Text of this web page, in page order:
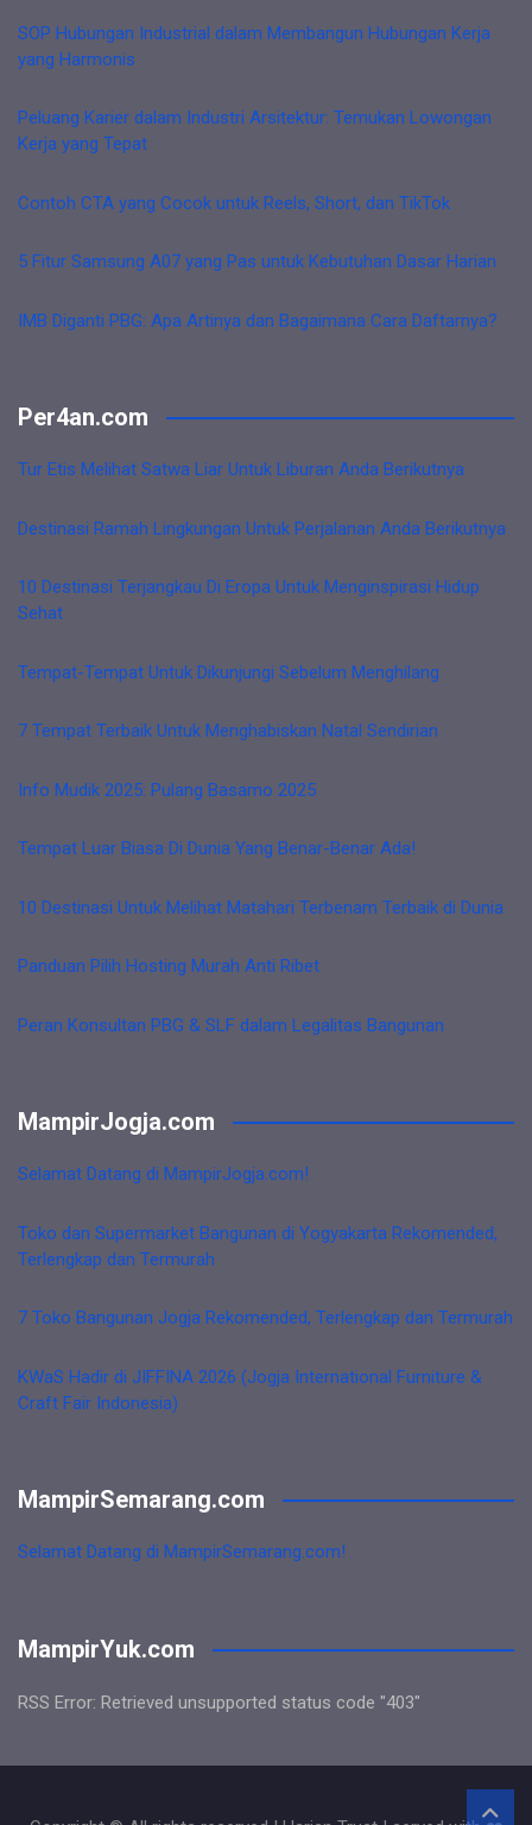
SOP Hubungan Industrial dalam Membangun Hubungan Kerja
yang Harmonis
Peluang Karier dalam Industri Arsitektur: Temukan Lowongan
Kerja yang Tepat
Contoh CTA yang Cocok untuk Reels, Short, dan TikTok
5 Fitur Samsung A07 yang Pas untuk Kebutuhan Dasar Harian
IMB Diganti PBG: Apa Artinya dan Bagaimana Cara Daftarnya?
Per4an.com
Tur Etis Melihat Satwa Liar Untuk Liburan Anda Berikutnya
Destinasi Ramah Lingkungan Untuk Perjalanan Anda Berikutnya
10 Destinasi Terjangkau Di Eropa Untuk Menginspirasi Hidup
Sehat
Tempat-Tempat Untuk Dikunjungi Sebelum Menghilang
7 Tempat Terbaik Untuk Menghabiskan Natal Sendirian
Info Mudik 2025: Pulang Basamo 2025
Tempat Luar Biasa Di Dunia Yang Benar-Benar Ada!
10 Destinasi Untuk Melihat Matahari Terbenam Terbaik di Dunia
Panduan Pilih Hosting Murah Anti Ribet
Peran Konsultan PBG & SLF dalam Legalitas Bangunan
MampirJogja.com
Selamat Datang di MampirJogja.com!
Toko dan Supermarket Bangunan di Yogyakarta Rekomended,
Terlengkap dan Termurah
7 Toko Bangunan Jogja Rekomended, Terlengkap dan Termurah
KWaS Hadir di JIFFINA 2026 (Jogja International Furniture &
Craft Fair Indonesia)
MampirSemarang.com
Selamat Datang di MampirSemarang.com!
MampirYuk.com
RSS Error: Retrieved unsupported status code "403"